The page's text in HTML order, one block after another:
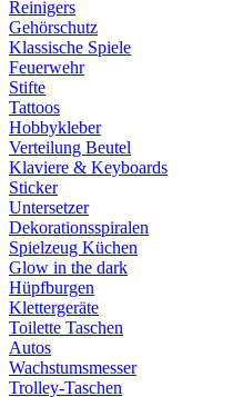
Reinigers
Gehörschutz
Klassische Spiele
Feuerwehr
Stifte
Tattoos
Hobbykleber
Verteilung Beutel
Klaviere & Keyboards
Sticker
Untersetzer
Dekorationsspiralen
Spielzeug Küchen
Glow in the dark
Hüpfburgen
Klettergeräte
Toilette Taschen
Autos
Wachstumsmesser
Trolley-Taschen